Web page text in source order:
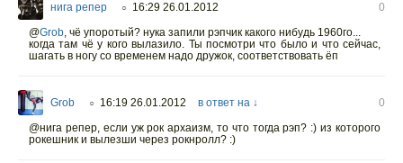
нига репер ○ 16:29 26.01.2012
0
@Grob, чё упоротый? нука запили рэпчик какого нибудь 1960го...
когда там чё у кого вылазило. Ты посмотри что было и что сейчас,
шагать в ногу со временем надо дружок, соответствовать ёп
Grob ○ 16:19 26.01.2012 в ответ на ↓
0
@нига репер, если уж рок архаизм, то что тогда рэп? :) из которого
рокешник и вылезши через рокнролл? :)